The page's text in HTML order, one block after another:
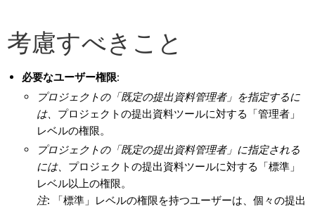
考慮すべきこと
必要なユーザー権限:
プロジェクトの「既定の提出資料管理者」を指定するに
は、 プロジェクトの提出資料ツールに対する「管理者」
レベルの権限。
プロジェクトの「既定の提出資料管理者」に指定される
には、 プロジェクトの提出資料ツールに対する「標準」
レベル以上の権限。
注: 「標準」レベルの権限を持つユーザーは、個々の提出